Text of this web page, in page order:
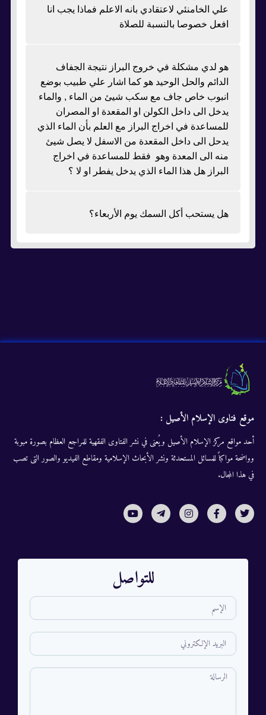
علي الخامنئي لاعتقادي بانه الاعلم فماذا يجب انا
افعل خصوصا بالنسبة للصلاة
هو لدي مشكلة في خروج البراز نتيجة الجفاف
الدائم والحل الوحيد هو كما اشار علي طبيب بوضع
انبوب خاص جاف مع سكب شيئ من الماء , والماء
يدخل الى داخل الكولن او المقعدة او المصران
للمساعدة في اخراج البراز مع العلم بأن الماء الذي
يدحل الى داخل المقعدة من الاسفل لا يصل شيئ
منه الى المعدة وهو فقط للمساعدة في اخراج
البراز هل هذا الماء الذي يدخل يفطر او لا ؟
هل يستحب أكل السمك يوم الأربعاء؟
موقع فتاوى الإسلام الأصيل :
أحد مواقع مركز الإسلام الأصيل ويُعنى في نشر الفتاوى الفقهية للمراجع العظام بصورة مبوبة
وواضحة مواكباً للمسائل المستحدثة ونشر الأبحاث الإسلامية ومقاطع الفيديو والصور التى تصب
في هذا المجال.
للتواصل